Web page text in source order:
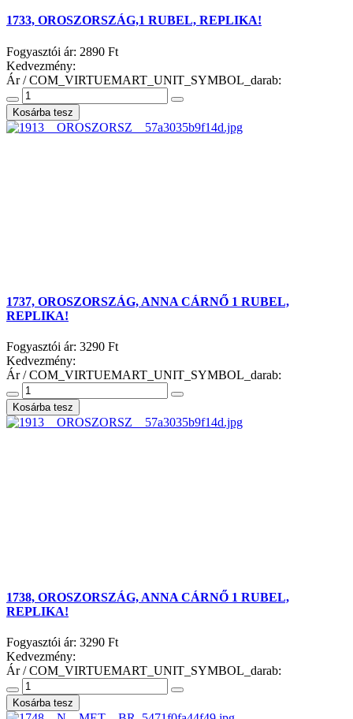
1733, OROSZORSZÁG,1 RUBEL, REPLIKA!
Fogyasztói ár: 2890 Ft
Kedvezmény:
Ár / COM_VIRTUEMART_UNIT_SYMBOL_darab:
1737, OROSZORSZÁG, ANNA CÁRNŐ 1 RUBEL,
REPLIKA!
Fogyasztói ár: 3290 Ft
Kedvezmény:
Ár / COM_VIRTUEMART_UNIT_SYMBOL_darab:
1738, OROSZORSZÁG, ANNA CÁRNŐ 1 RUBEL,
REPLIKA!
Fogyasztói ár: 3290 Ft
Kedvezmény:
Ár / COM_VIRTUEMART_UNIT_SYMBOL_darab: